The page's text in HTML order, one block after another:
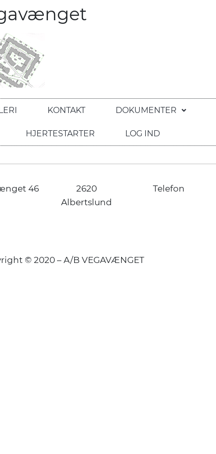
KONTAKT DOKUMENTER
HJERTESTARTER LOG IND
46
2620
Albertslund
Telefon
© 2020 – A/B VEGAVÆNGET